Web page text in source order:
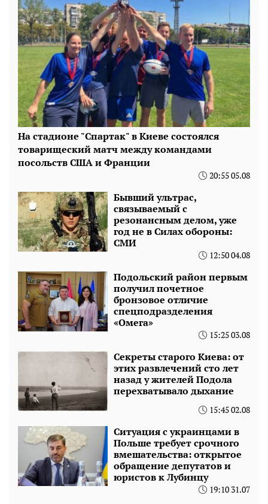
На стадионе "Спартак" в Киеве состоялся
товарищеский матч между командами
посольств США и Франции
20:55 05.08
Бывший ультрас,
связываемый с
резонансным делом, уже
год не в Силах обороны:
СМИ
12:50 04.08
Подольский район первым
получил почетное
бронзовое отличие
спецподразделения
«Омега»
15:25 03.08
Секреты старого Киева: от
этих развлечений сто лет
назад у жителей Подола
перехватывало дыхание
15:45 02.08
Ситуация с украинцами в
Польше требует срочного
вмешательства: открытое
обращение депутатов и
юристов к Лубинцу
19:10 31.07